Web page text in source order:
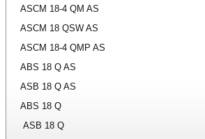
ASCM 18-4 QM AS
ASCM 18 QSW AS
ASCM 18-4 QMP AS
ABS 18 Q AS
ASB 18 Q AS
ABS 18 Q
ASB 18 Q